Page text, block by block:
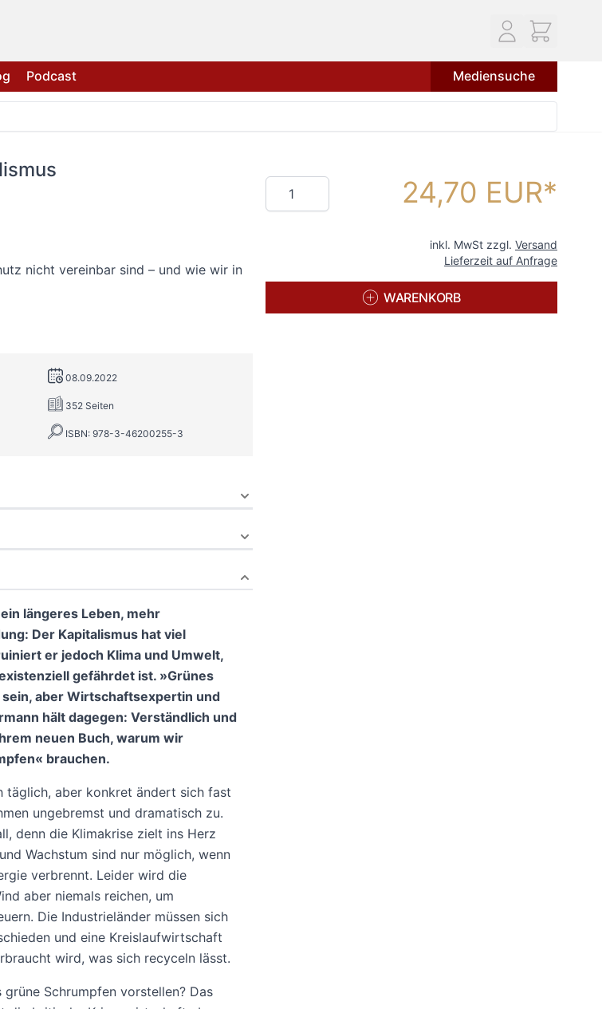
Podcast Mediensuche
nicht vereinbar sind – und wie wir in
08.09.2022
352 Seiten
ISBN: 978-3-46200255-3
längeres Leben, mehr
Der Kapitalismus hat viel
er jedoch Klima und Umwelt,
gefährdet ist. »Grünes
aber Wirtschaftsexpertin und
hält dagegen: Verständlich und
neuen Buch, warum wir
brauchen.
täglich, aber konkret ändert sich fast
ungebremst und dramatisch zu.
denn die Klimakrise zielt ins Herz
Wachstum sind nur möglich, wenn
verbrennt. Leider wird die
aber niemals reichen, um
Die Industrieländer müssen sich
und eine Kreislaufwirtschaft
wird, was sich recyceln lässt.
Schrumpfen vorstellen? Das
Menge 24,70 EUR
inkl. MwSt zzgl. Versand
Lieferzeit auf Anfrage
WARENKORB